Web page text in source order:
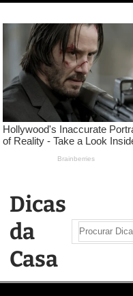
conteúdo
Dicas
da
Casa
Search